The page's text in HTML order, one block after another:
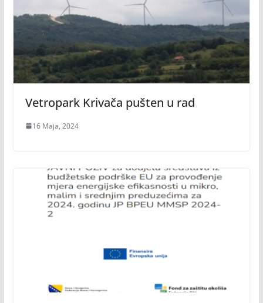
Vetropark Krivača pušten u rad
16 Maja, 2024